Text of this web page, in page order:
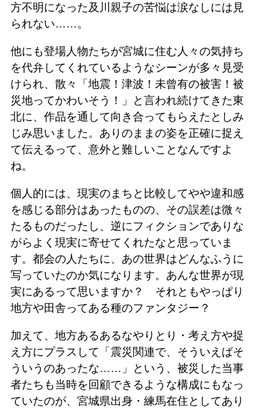
方不明になった及川親子の苦悩は涙なしには見
られない……。
他にも登場人物たちが宮城に住む人々の気持ち
を代弁してくれているようなシーンが多々見受
けられ、散々「地震！津波！未曾有の被害！被
災地ってかわいそう！」と言われ続けてきた東
北に、作品を通して向き合ってもらえたとしみ
じみ思いました。ありのままの姿を正確に捉え
て伝えるって、意外と難しいことなんですよ
ね。
個人的には、現実のまちと比較してやや違和感
を感じる部分はあったものの、その誤差は微々
たるものだったし、逆にフィクションでありな
がらよく現実に寄せてくれたなと思っていま
す。都会の人たちに、あの世界はどんなふうに
写っていたのか気になります。あんな世界が現
実にあるって思いますか？ それともやっぱり
地方や田舎ってある種のファンタジー？
加えて、地方あるあるなやりとり・考え方や捉
え方にプラスして「震災関連で、そういえばそ
ういうのあったな……」という、被災した当事
者たちも当時を回顧できるような構成にもなっ
ていたのが、宮城県出身・練馬在住としてあり